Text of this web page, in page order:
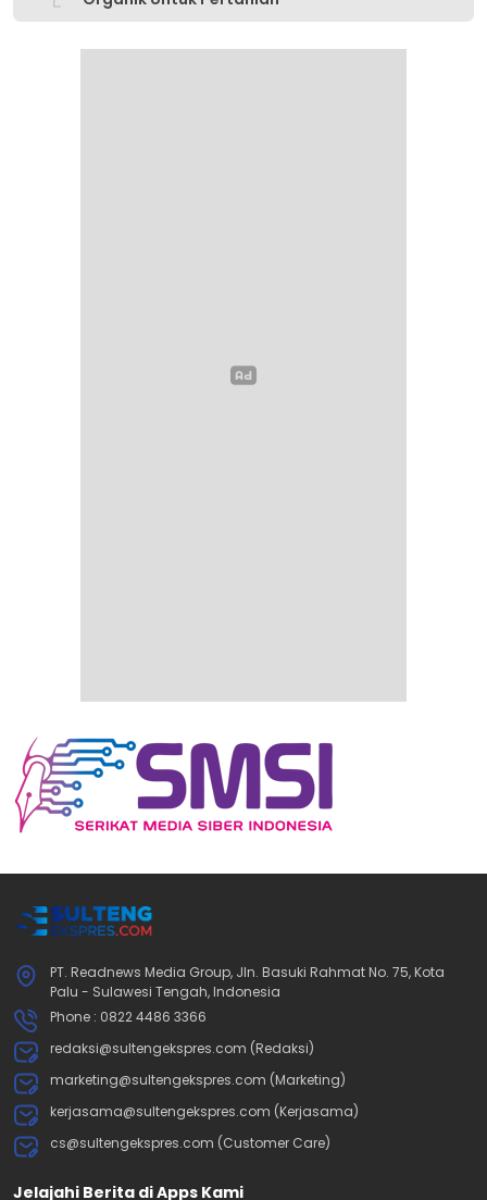
PT. Readnews Media Group, Jln. Basuki Rahmat No. 75, Kota
Palu - Sulawesi Tengah, Indonesia
Phone : 0822 4486 3366
redaksi@sultengekspres.com (Redaksi)
marketing@sultengekspres.com (Marketing)
kerjasama@sultengekspres.com (Kerjasama)
cs@sultengekspres.com (Customer Care)
Jelajahi Berita di Apps Kami